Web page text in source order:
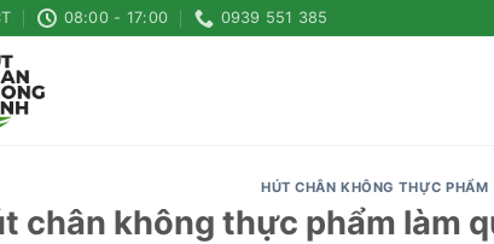
08:00 - 17:00 0939 551 385
HÚT CHÂN KHÔNG THỰC PHẨM
chân không thực phẩm làm